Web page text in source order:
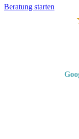
Beratung starten